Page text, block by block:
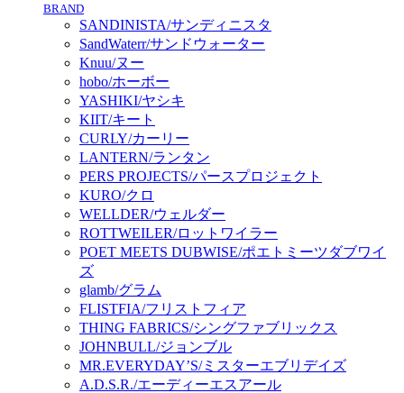
BRAND
SANDINISTA/サンディニスタ
SandWaterr/サンドウォーター
Knuu/ヌー
hobo/ホーボー
YASHIKI/ヤシキ
KIIT/キート
CURLY/カーリー
LANTERN/ランタン
PERS PROJECTS/パースプロジェクト
KURO/クロ
WELLDER/ウェルダー
ROTTWEILER/ロットワイラー
POET MEETS DUBWISE/ポエトミーツダブワイ
ズ
glamb/グラム
FLISTFIA/フリストフィア
THING FABRICS/シングファブリックス
JOHNBULL/ジョンブル
MR.EVERYDAY’S/ミスターエブリデイズ
A.D.S.R./エーディーエスアール